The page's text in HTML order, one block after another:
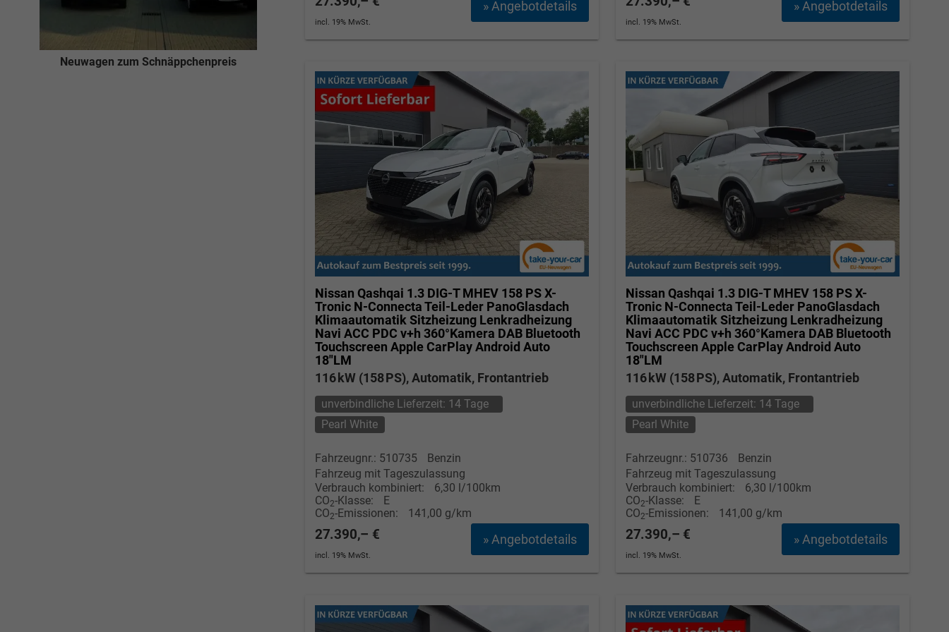
» Angebotdetails
incl. 19% MwSt.
» Angebotdetails
incl. 19% MwSt.
Nissan Qashqai 1.3 DIG-T MHEV 158 PS X-
Tronic N-Connecta Teil-Leder PanoGlasdach
Klimaautomatik Sitzheizung Lenkradheizung
Navi ACC PDC v+h 360°Kamera DAB Bluetooth
Touchscreen Apple CarPlay Android Auto
18"LM
116 kW (158 PS), Automatik, Frontantrieb
unverbindliche Lieferzeit: 14 Tage
Pearl White
Fahrzeugnr.: 510735
Benzin
Fahrzeug mit Tageszulassung
Verbrauch kombiniert:
6,30 l/100km
CO2-Klasse:
E
CO2-Emissionen: 141,00 g/km
» Angebotdetails
27.390,– €
incl. 19% MwSt.
Nissan Qashqai 1.3 DIG-T MHEV 158 PS X-
Tronic N-Connecta Teil-Leder PanoGlasdach
Klimaautomatik Sitzheizung Lenkradheizung
Navi ACC PDC v+h 360°Kamera DAB Bluetooth
Touchscreen Apple CarPlay Android Auto
18"LM
116 kW (158 PS), Automatik, Frontantrieb
unverbindliche Lieferzeit: 14 Tage
Pearl White
Fahrzeugnr.: 510736
Benzin
Fahrzeug mit Tageszulassung
Verbrauch kombiniert:
6,30 l/100km
CO2-Klasse:
E
CO2-Emissionen: 141,00 g/km
» Angebotdetails
27.390,– €
incl. 19% MwSt.
Neuwagen zum Schnäppchenpreis